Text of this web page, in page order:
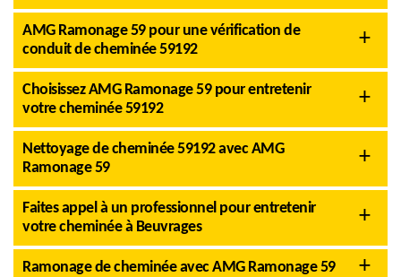
AMG Ramonage 59 pour une vérification de
conduit de cheminée 59192
Choisissez AMG Ramonage 59 pour entretenir
votre cheminée 59192
Nettoyage de cheminée 59192 avec AMG
Ramonage 59
Faites appel à un professionnel pour entretenir
votre cheminée à Beuvrages
Ramonage de cheminée avec AMG Ramonage 59